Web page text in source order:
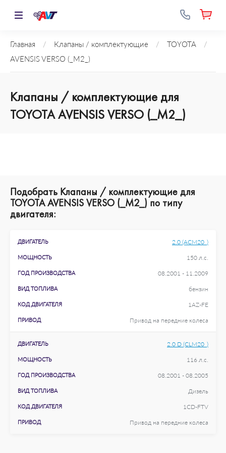
Главная / Клапаны / комплектующие / TOYOTA
/
AVENSIS VERSO (_M2_)
Клапаны / комплектующие для
TOYOTA AVENSIS VERSO (_M2_)
Подобрать Клапаны / комплектующие для
TOYOTA AVENSIS VERSO (_M2_) по типу
двигателя:
ДВИГАТЕЛЬ 2.0 (ACM20_)
МОЩНОСТЬ 150 л.с.
ГОД ПРОИЗВОДСТВА 08.2001 - 11.2009
ВИД ТОПЛИВА бензин
КОД ДВИГАТЕЛЯ 1AZ-FE
ПРИВОД Привод на передние колеса
ДВИГАТЕЛЬ 2.0 D (CLM20_)
МОЩНОСТЬ 116 л.с.
ГОД ПРОИЗВОДСТВА 08.2001 - 08.2005
ВИД ТОПЛИВА Дизель
КОД ДВИГАТЕЛЯ 1CD-FTV
ПРИВОД Привод на передние колеса